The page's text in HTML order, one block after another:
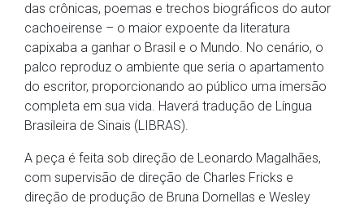
das crônicas, poemas e trechos biográficos do autor
cachoeirense – o maior expoente da literatura
capixaba a ganhar o Brasil e o Mundo. No cenário, o
palco reproduz o ambiente que seria o apartamento
do escritor, proporcionando ao público uma imersão
completa em sua vida. Haverá tradução de Língua
Brasileira de Sinais (LIBRAS).
A peça é feita sob direção de Leonardo Magalhães,
com supervisão de direção de Charles Fricks e
direção de produção de Bruna Dornellas e Wesley